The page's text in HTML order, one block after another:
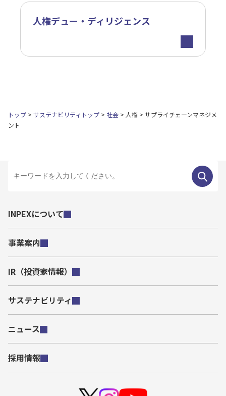
人権デュー・ディリジェンス
トップ サステナビリティトップ 社会 人権
サプライチェーンマネジメ
ント
INPEXについて
事業案内
IR（投資家情報）
サステナビリティ
ニュース
採用情報